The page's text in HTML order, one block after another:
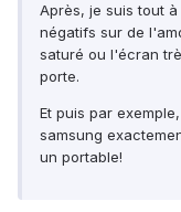
Après, je suis tout
négatifs sur de
saturé ou l'écran
porte.
Et puis par
samsung
un portable!